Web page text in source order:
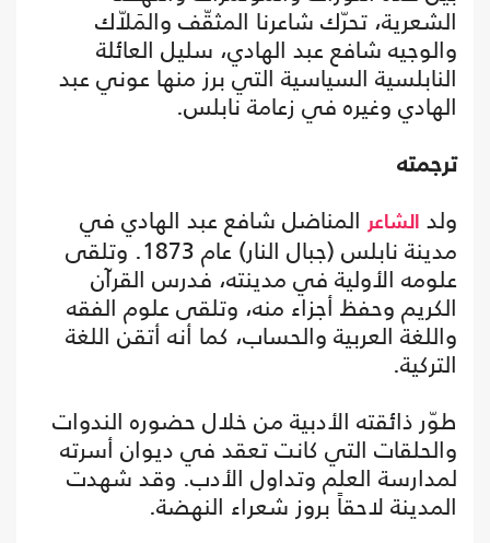
الشعرية، تحرّك شاعرنا المثقّف والمَلاّك
والوجيه شافع عبد الهادي، سليل العائلة
النابلسية السياسية التي برز منها عوني عبد
الهادي وغيره في زعامة نابلس.
ترجمته
ولد
الشاعر المناضل شافع عبد الهادي في
مدينة نابلس (جبال النار) عام 1873. وتلقى
علومه الأولية في مدينته، فدرس القرآن
الكريم وحفظ أجزاء منه، وتلقى علوم الفقه
واللغة العربية والحساب، كما أنه أتقن اللغة
التركية.
طوّر ذائقته الأدبية من خلال حضوره الندوات
والحلقات التي كانت تعقد في ديوان أسرته
لمدارسة العلم وتداول الأدب. وقد شهدت
المدينة لاحقاً بروز شعراء النهضة.